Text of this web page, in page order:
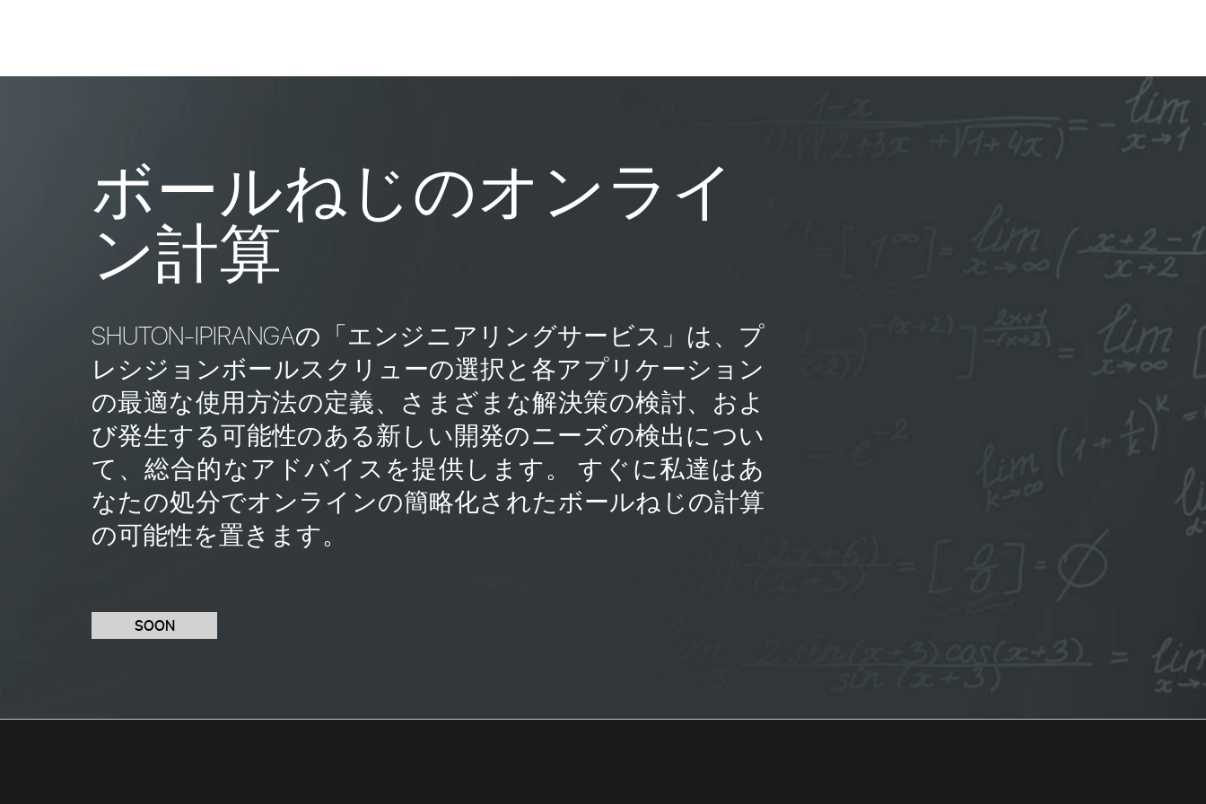
ボールねじのオンライ
ン計算
SHUTON-IPIRANGAの「エンジニアリングサービス」は、プ
レシジョンボールスクリューの選択と各アプリケーション
の最適な使用方法の定義、さまざまな解決策の検討、およ
び発生する可能性のある新しい開発のニーズの検出につい
て、総合的なアドバイスを提供します。 すぐに私達はあ
なたの処分でオンラインの簡略化されたボールねじの計算
の可能性を置きます。
SOON